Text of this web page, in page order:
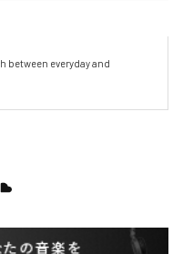
between everyday and